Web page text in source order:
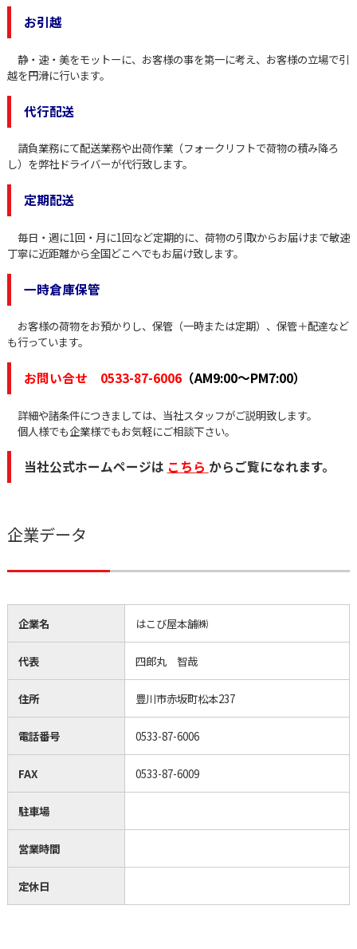
お引越
静・速・美をモットーに、お客様の事を第一に考え、お客様の立場で引
越を円滑に行います。
代行配送
請負業務にて配送業務や出荷作業（フォークリフトで荷物の積み降ろ
し）を弊社ドライバーが代行致します。
定期配送
毎日・週に1回・月に1回など定期的に、荷物の引取からお届けまで敏速
丁寧に近距離から全国どこへでもお届け致します。
一時倉庫保管
お客様の荷物をお預かりし、保管（一時または定期）、保管＋配達など
も行っています。
お問い合せ 0533-87-6006（AM9:00～PM7:00）
詳細や諸条件につきましては、当社スタッフがご説明致します。
個人様でも企業様でもお気軽にご相談下さい。
当社公式ホームページは こちら からご覧になれます。
企業データ
企業名 はこび屋本舗㈱
代表 四郎丸 智哉
住所 豊川市赤坂町松本237
電話番号 0533-87-6006
FAX 0533-87-6009
駐車場
営業時間
定休日